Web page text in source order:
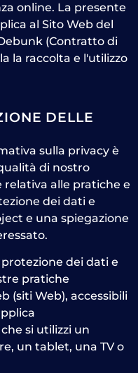
online. La presente
al Sito Web del
(Contratto di
la raccolta e l'utilizzo
DELLE
sulla privacy è
di nostro
relativa alle pratiche e
dei dati e
e una spiegazione
dei dati e
pratiche
(siti Web), accessibili
si utilizzi un
un tablet, una TV o